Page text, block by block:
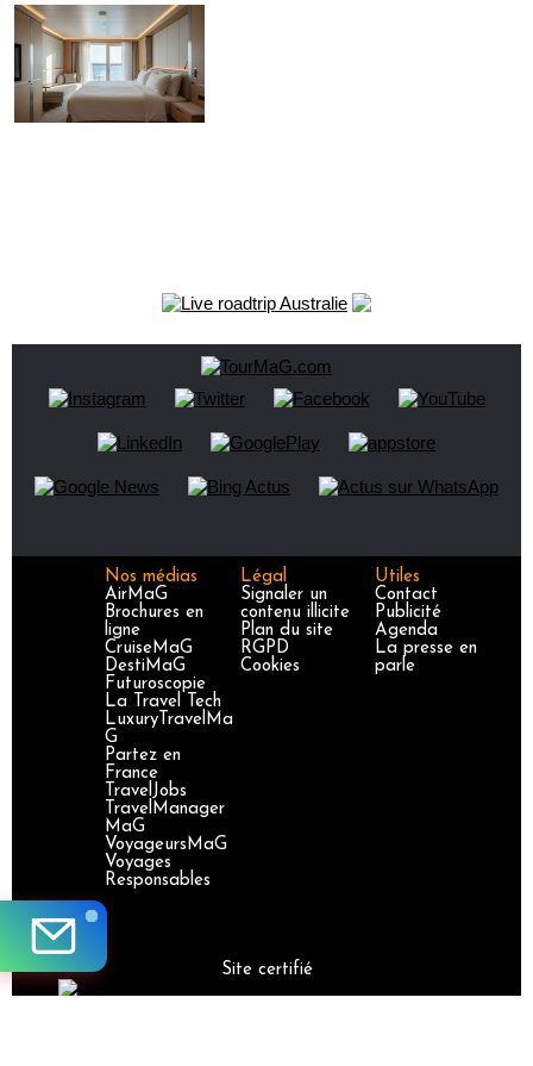
Nos médias
AirMaG
Brochures en
ligne
CruiseMaG
DestiMaG
Futuroscopie
La Travel Tech
LuxuryTravelMa
G
Partez en
France
TravelJobs
TravelManager
MaG
VoyageursMaG
Voyages
Responsables
Légal
Signaler un
contenu illicite
Plan du site
RGPD
Cookies
Utiles
Contact
Publicité
Agenda
La presse en
parle
Site certifié